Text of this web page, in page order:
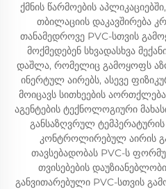
ქმნის წარმოების
თბილაციის დაკავშირება
თანამედროვე PVC-სთვის
მოქმედებენ სხვადასხვა
დაშლა, რომელიც გამოყოფს
ინერტულ აირებს, ასევე
მოიცავს სითხეების
აგენტების ტექნოლოგიური
განსაზღვრულ ტემპერატურის
კონტროლირებულ აირის
თავსებადობას PVC-ს
თვისებების
განვითარებული PVC-სთვის